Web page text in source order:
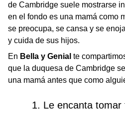
de Cambridge suele mostrarse
en el fondo es una mamá como
se preocupa, se cansa y se
y cuida de sus hijos.
En Bella y Genial te
que la duquesa de Cambridge
una mamá antes que como
1. Le encanta tomar